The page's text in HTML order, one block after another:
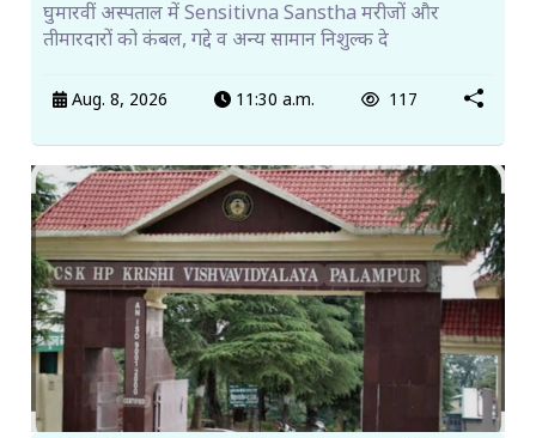
घुमारवीं अस्पताल में Sensitivna Sanstha मरीजों और
तीमारदारों को कंबल, गद्दे व अन्य सामान निशुल्क दे
Aug. 8, 2026 11:30 a.m. 117